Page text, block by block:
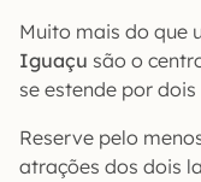
Muito mais do que
Iguaçu são o
se estende por dois
Reserve pelo
atrações dos dois